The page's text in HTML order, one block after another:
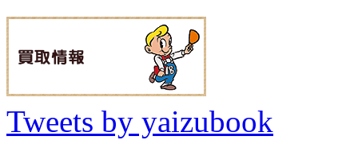
Tweets by yaizubook